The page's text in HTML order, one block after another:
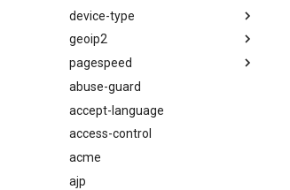
device-type
Visão geral
Variables
$bot_category
$bot_name
$bot_producer
$browser_engine
Examples
Troubleshooting
Related
geoip2
Visão geral
Directives
auto_reload
geoip2
geoip2_proxy
Examples
Troubleshooting
Related
pagespeed
Visão geral
abuse-guard
accept-language
access-control
acme
ajp